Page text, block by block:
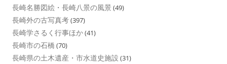
長崎名勝図絵・長崎八景の風景 (49)
長崎外の古写真考(397)
長崎学さるく行事ほか(41)
長崎市の石橋 (70)
長崎県の土木遺産・市水道史施設 (31)